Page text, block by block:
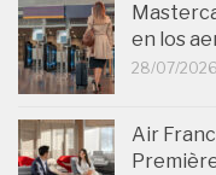
en los
28/07/2026
Air